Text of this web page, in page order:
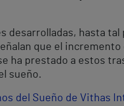
desarrolladas, hasta tal
que el incremento
ha prestado a estos
sueño.
del Sueño de Vithas